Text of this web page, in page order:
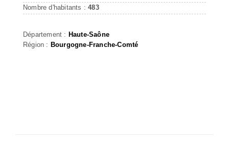
Nombre d'habitants :483
Département : Haute-Saône
Région : Bourgogne-Franche-Comté